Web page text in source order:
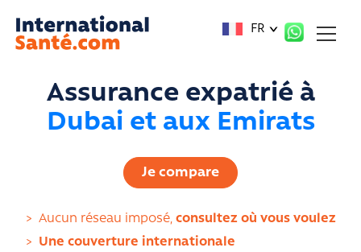
FR
Assurance expatrié à
Dubai et aux Emirats
Je compare
> Aucun réseau imposé, consultez où vous voulez
>
Une couverture internationale